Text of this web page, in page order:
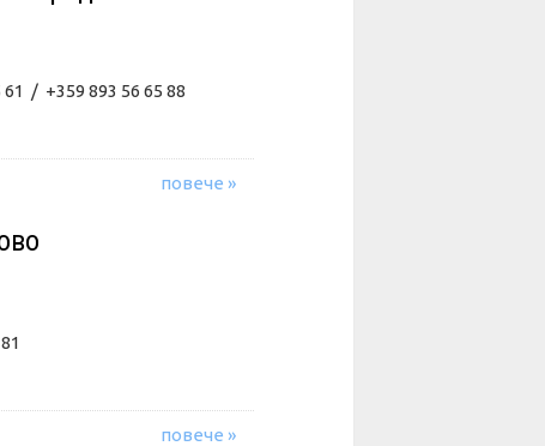
61 / +359 893 56 65 88
повече »
повече »